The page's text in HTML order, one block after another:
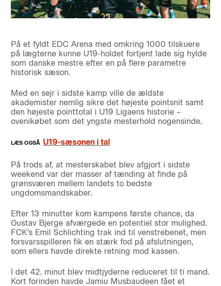
På et fyldt EDC Arena med omkring 1000 tilskuere
på lægterne kunne U19-holdet fortjent lade sig hylde
som danske mestre efter en på flere parametre
historisk sæson.
Med en sejr i sidste kamp ville de ældste
akademister nemlig sikre det højeste pointsnit samt
den højeste pointtotal i U19 Ligaens historie –
ovenikøbet som det yngste mesterhold nogensinde.
U19-sæsonen i tal
På trods af, at mesterskabet blev afgjort i sidste
weekend var der masser af tænding at finde på
grønsværen mellem landets to bedste
ungdomsmandskaber.
Efter 13 minutter kom kampens første chance, da
Gustav Bjerge afværgede en potentiel stor mulighed.
FCK’s Emil Schlichting trak ind til venstrebenet, men
forsvarsspilleren fik en stærk fod på afslutningen,
som ellers havde direkte retning mod kassen.
I det 42. minut blev midtjyderne reduceret til ti mand.
Kort forinden havde Jamiu Musbaudeen fået et